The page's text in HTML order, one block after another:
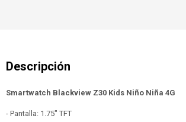
Smartwatch Blackview Z30 Kids Niño Niña 4G
- Pantalla: 1.75" TFT